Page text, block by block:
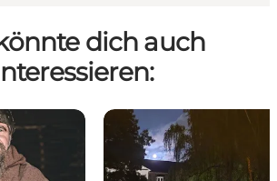
dich auch